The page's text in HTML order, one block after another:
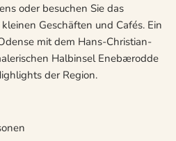
oder besuchen Sie das
Geschäften und Cafés. Ein
mit dem Hans-Christian-
Halbinsel Enebærodde
der Region.